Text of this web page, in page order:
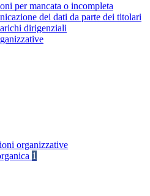
per mancata o incompleta
dei dati da parte dei titolari
dirigenziali
organizzative
1